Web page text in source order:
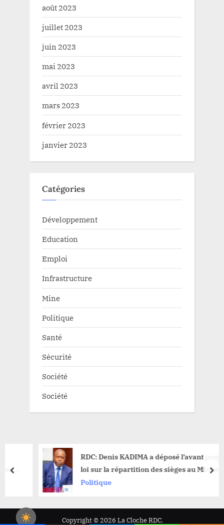
août 2023
juillet 2023
juin 2023
mai 2023
avril 2023
mars 2023
février 2023
janvier 2023
Catégories
Développement
Education
Emploi
Infrastructure
Mine
Politique
Santé
Sécurité
Société
Société
RDC: Denis KADIMA a déposé l’avant projet de
loi sur la répartition des sièges au Ministre de
l’intérieur
Politique
prev
Copyright © 2026 La Cloche RDC.